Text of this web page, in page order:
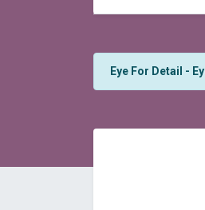
Eye For Detail -